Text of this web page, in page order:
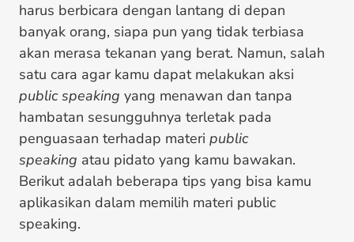
harus berbicara dengan lantang di depan
banyak orang, siapa pun yang tidak terbiasa
akan merasa tekanan yang berat. Namun, salah
satu cara agar kamu dapat melakukan aksi
public speaking yang menawan dan tanpa
hambatan sesungguhnya terletak pada
penguasaan terhadap materi public
speaking atau pidato yang kamu bawakan.
Berikut adalah beberapa tips yang bisa kamu
aplikasikan dalam memilih materi public
speaking.